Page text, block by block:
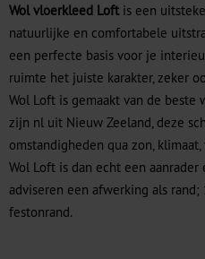
Wol vloerkleed Loft is een
natuurlijke en comfortabele
een perfecte basis voor je
ruimte het juiste karakter, zeker
Wol Loft is gemaakt van de
zijn nl uit Nieuw Zeeland, deze
omstandigheden qua zon,
Wol Loft is dan echt een aanrader
adviseren een afwerking als
festonrand.